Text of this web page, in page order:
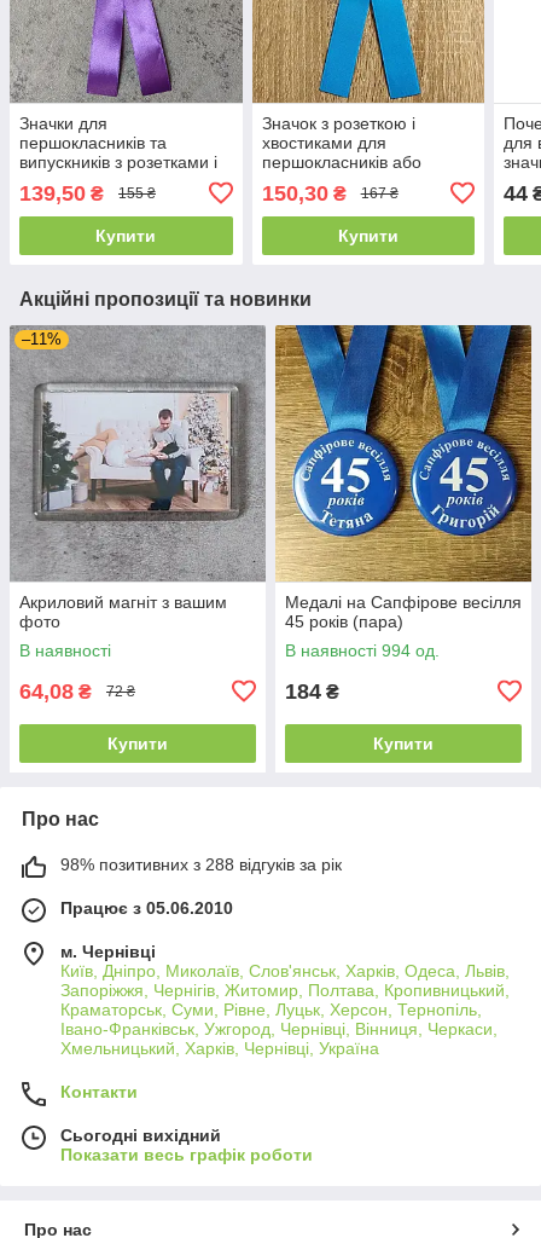
Значки для
першокласників та
випускників з розетками і
139,50 ₴ 155 ₴
Купити
Значок з розеткою і
хвостиками для
першокласників або
ученика)
150,30₴ 167 ₴
Купити
для
44
Акційні пропозиції та новинки
–11%
Акриловий магніт з вашим
фото
В наявності
64,08 ₴ 72 ₴
Купити
Медалі на Сапфірове весілля
45 років (пара)
В наявності 994 од.
184 ₴
Купити
Про нас
98% позитивних з 288 відгуків за рік
Працює з 05.06.2010
м. Чернівці
Київ, Дніпро, Миколаїв, Слов'янськ, Харків, Одеса, Львів,
Запоріжжя, Чернігів, Житомир, Полтава, Кропивницький,
Краматорськ, Суми, Рівне, Луцьк, Херсон, Тернопіль,
Івано-Франківськ, Ужгород, Чернівці, Вінниця, Черкаси,
Хмельницький, Харків, Чернівці, Україна
Контакти
Сьогодні вихідний
Показати весь графік роботи
Про нас